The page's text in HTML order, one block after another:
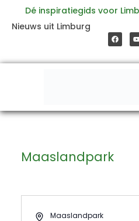
inhoud
Dé inspiratiegids voor
Nieuws uit Limburg
a
c
e
o
o
t
Maaslandpark
AddressMaaslandpark